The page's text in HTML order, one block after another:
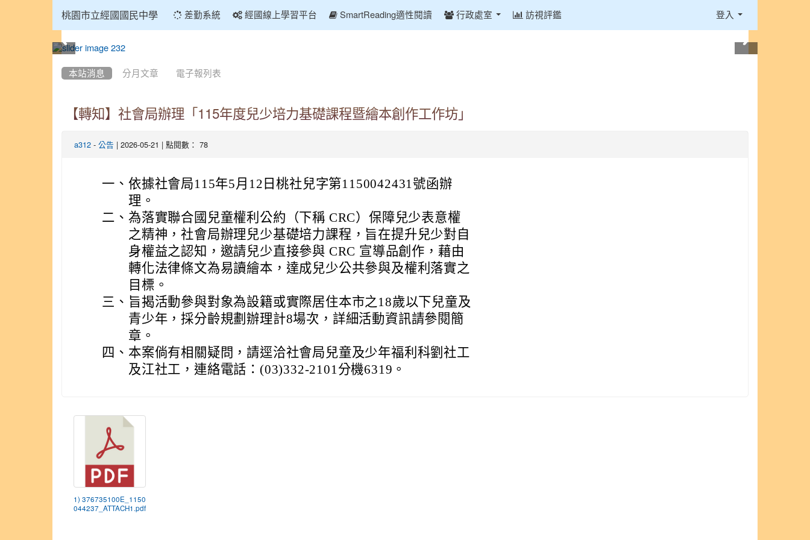
桃園市立經國國民中學 差勤系統 經國線上學習平台 SmartReading適性閱讀 行政處室 訪視評鑑 登入
本站消息 分月文章 電子報列表
【轉知】社會局辦理「115年度兒少培力基礎課程暨繪本創作工作坊」
a312 - 公告 | 2026-05-21 | 點閱數： 78
一、 依據社會局115年5月12日桃社兒字第1150042431號函辦
理。
二、 為落實聯合國兒童權利公約（下稱 CRC）保障兒少表意權
之精神，社會局辦理兒少基礎培力課程，旨在提升兒少對自
身權益之認知，邀請兒少直接參與 CRC 宣導品創作，藉由
轉化法律條文為易讀繪本，達成兒少公共參與及權利落實之
目標。
三、 旨揭活動參與對象為設籍或實際居住本市之18歲以下兒童及
青少年，採分齡規劃辦理計8場次，詳細活動資訊請參閱簡
章。
四、 本案倘有相關疑問，請逕洽社會局兒童及少年福利科劉社工
及江社工，連絡電話：(03)332-2101分機6319。
1) 376735100E_1150
044237_ATTACH1.pdf